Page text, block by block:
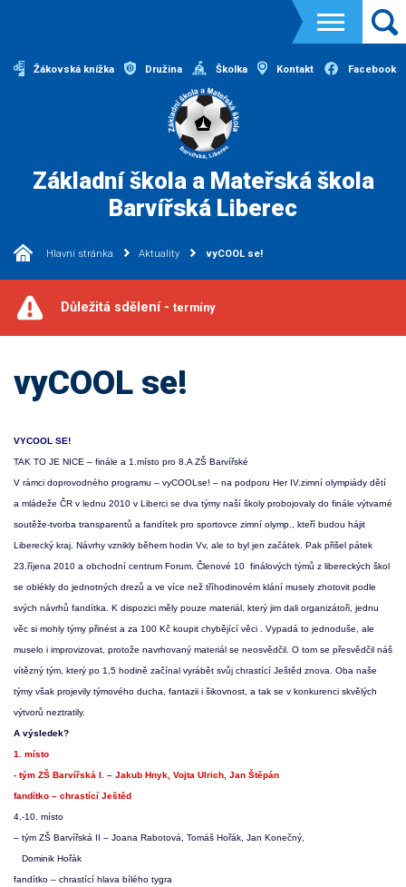
Žákovská knížka Družina Školka Kontakt Facebook
Základní škola a Mateřská škola
Barvířská Liberec
Hlavní stránka Aktuality vyCOOL se!
Důležitá sdělení - termíny
vyCOOL se!
VYCOOL SE!
TAK TO JE NICE – finále a 1.místo pro 8.A ZŠ Barvířské
V rámci doprovodného programu – vyCOOLse! – na podporu Her IV.zimní olympiády dětí
a mládeže ČR v lednu 2010 v Liberci se dva týmy naší školy probojovaly do finále výtvarné
soutěže-tvorba transparentů a fandítek pro sportovce zimní olymp., kteří budou hájit
Liberecký kraj. Návrhy vznikly během hodin Vv, ale to byl jen začátek. Pak přišel pátek
23.říjena 2010 a obchodní centrum Forum. Členové 10 finálových týmů z libereckých škol
se oblékly do jednotných drezů a ve více než tříhodinovém klání musely zhotovit podle
svých návrhů fandítka. K dispozici měly pouze materiál, který jim dali organizátoři, jednu
věc si mohly týmy přinést a za 100 Kč koupit chybějící věci . Vypadá to jednoduše, ale
muselo i improvizovat, protože navrhovaný materiál se neosvědčil. O tom se přesvědčil náš
vítězný tým, který po 1,5 hodině začínal vyrábět svůj chrastící Ještěd znova. Oba naše
týmy však projevily týmového ducha, fantazii i šikovnost, a tak se v konkurenci skvělých
výtvorů neztratily.
A výsledek?
1. místo
- tým ZŠ Barvířská I. – Jakub Hnyk, Vojta Ulrich, Jan Štěpán
fandítko – chrastící Ještěd
4.-10. místo
– tým ZŠ Barvířská II – Joana Rabotová, Tomáš Hořák, Jan Konečný,
Dominik Hořák
fandítko – chrastící hlava bílého tygra